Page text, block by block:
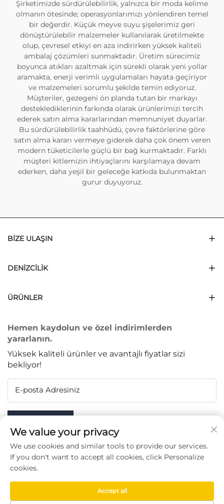
Şirketimizde sürdürülebilirlik, yalnızca bir moda kelime
olmanın ötesinde; operasyonlarımızı yönlendiren temel
bir değerdir. Küçük meyve suyu şişelerimiz geri
dönüştürülebilir malzemeler kullanılarak üretilmekte
olup, çevresel etkiyi en aza indirirken yüksek kaliteli
ambalaj çözümleri sunmaktadır. Üretim sürecimiz
boyunca atıkları azaltmak için sürekli olarak yeni yollar
aramakta, enerji verimli uygulamaları hayata geçiriyor
ve malzemeleri sorumlu şekilde temin ediyoruz.
Müşteriler, gezegeni ön planda tutan bir markayı
desteklediklerinin farkında olarak ürünlerimizi tercih
ederek satın alma kararlarından memnuniyet duyarlar.
Bu sürdürülebilirlik taahhüdü, çevre faktörlerine göre
satın alma kararı vermeye giderek daha çok önem veren
modern tüketicilerle güçlü bir bağ kurmaktadır. Farklı
müşteri kitlemizin ihtiyaçlarını karşılamaya devam
ederken, daha yeşil bir geleceğe katkıda bulunmaktan
gurur duyuyoruz.
BIZE ULAŞIN
DENIZCILIK
ÜRÜNLER
Hemen kaydolun ve özel indirimlerden
yararlanın.
Yüksek kaliteli ürünler ve avantajlı fiyatlar sizi
bekliyor!
E-posta Adresiniz
BIZI TAKIP EDIN
We value your privacy
We use cookies and similar tools to provide our services.
If you don't want to accept all cookies, click Personalize
cookies.
Accept all